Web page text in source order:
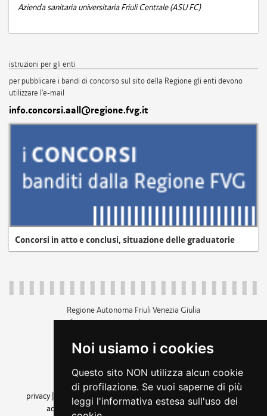
Noi usiamo i cookies
Questo sito NON utilizza alcun cookie
di profilazione. Se vuoi saperne di più
leggi l'informativa estesa sull'uso dei
Azienda sanitaria universitaria Friuli Centrale (ASU FC)
istruzioni per gli enti
per pubblicare i bandi di concorso sul sito della Regione gli enti devono
utilizzare l'e-mail
info.concorsi.aall@regione.fvg.it
Concorsi in atto e conclusi, situazione delle graduatorie
Regione Autonoma Friuli Venezia Giulia
c.f. 80014930327; p.iva 00526040324
+39 040 3771111
amministrazione trasparente
privacy
cookie |note legali accessibilità
dichiarazione di
accessibilità| feedback cambio preferenze cookie